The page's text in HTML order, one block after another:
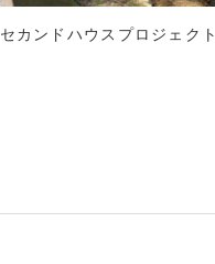
セカンドハウスプロジェクト